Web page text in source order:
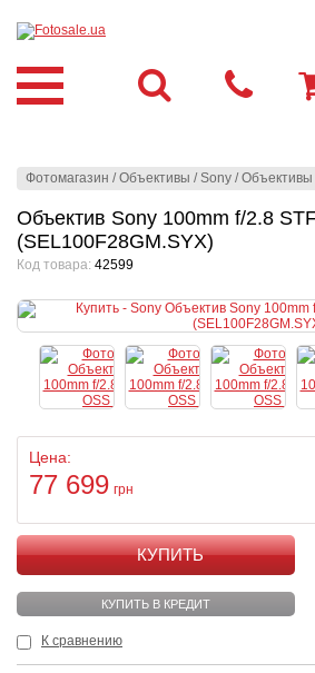
Фотомагазин /Объективы /Sony /
Объектив Sony 100mm f/2.8
(SEL100F28GM.SYX)
Код товара: 42599
Цена:
77 699 грн
КУПИТЬ
КУПИТЬ В КРЕДИТ
К сравнению